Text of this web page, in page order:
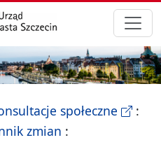
Informacji Publicznej
społeczne-
strona Miasta Szczecin
zmian